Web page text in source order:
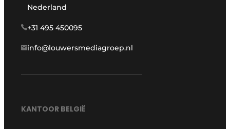
Nederland
+31 495 450095
info@louwersmediagroep.nl
KANTOOR BELGIË